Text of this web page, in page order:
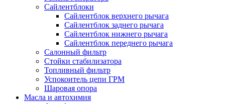
Сайлентблоки
Сайлентблок верхнего рычага
Сайлентблок заднего рычага
Сайлентблок нижнего рычага
Сайлентблок переднего рычага
Салонный фильтр
Стойки стабилизатора
Топливный фильтр
Успокоитель цепи ГРМ
Шаровая опора
Масла и автохимия